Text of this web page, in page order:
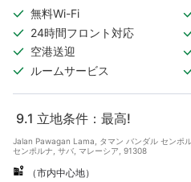
無料Wi-Fi
24時間フロント対応
空港送迎
ルームサービス
9.1 立地条件：最高!
Jalan Pawagan Lama, タマン バンダル センポル
センポルナ, サバ, マレーシア, 91308
（市内中心地）